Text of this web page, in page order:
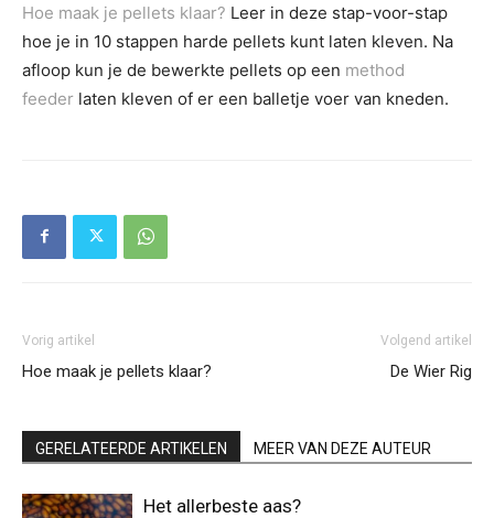
Hoe maak je pellets klaar? Leer in deze stap-voor-stap
hoe je in 10 stappen harde pellets kunt laten kleven. Na
afloop kun je de bewerkte pellets op een method
feeder laten kleven of er een balletje voer van kneden.
Vorig artikel
Hoe maak je pellets klaar?
Volgend artikel
De Wier Rig
GERELATEERDE ARTIKELEN MEER VAN DEZE AUTEUR
Het allerbeste aas?